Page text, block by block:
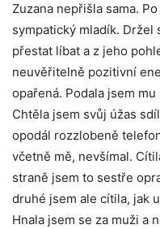
Zuzana nepřišla sama.
sympatický mladík. Držel
přestat líbat a z jeho
neuvěřitelně pozitivní
opařená. Podala jsem
Chtěla jsem svůj úžas
opodál rozzlobeně
včetně mě, nevšímal.
straně jsem to sestře
druhé jsem ale cítila, jak
Hnala jsem se za muži a